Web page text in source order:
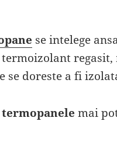
se intelege
termoizolant
se doreste a fi
termopanele mai